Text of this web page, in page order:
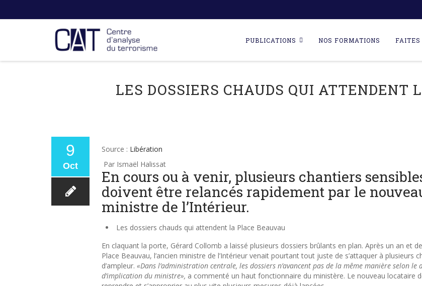
content
PUBLICATIONS NOS FORMATIONS FAITES
LES DOSSIERS CHAUDS QUI ATTENDENT
9
Oct
Source : Libération
Par Ismaël Halissat
En cours ou à venir, plusieurs chantiers
doivent être relancés rapidement par le
ministre de l’Intérieur.
Les dossiers chauds qui attendent la Place Beauvau
En claquant la porte, Gérard Collomb a laissé plusieurs dossiers brûlants en plan. Après un an et
Place Beauvau, l’ancien ministre de l’Intérieur venait pourtant tout juste de s’attaquer à plusieurs
d’ampleur. «Dans l’administration centrale, les dossiers n’avancent pas de la même manière selon le
d’implication du ministre», a commenté un haut fonctionnaire du ministère. Le nouveau locataire